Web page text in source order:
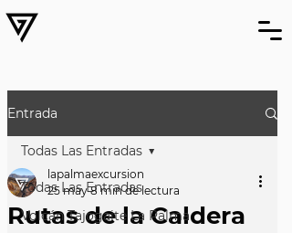
Entrada
Todas Las Entradas
Volcán Tajogaite La Palma
Todas Las Entradas
Rutas de la Caldera
lapalmaexcursion
25 may 8 min de lectura